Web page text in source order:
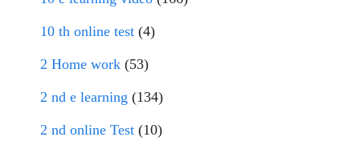
10 th online test (4)
2 Home work (53)
2 nd e learning (134)
2 nd online Test (10)